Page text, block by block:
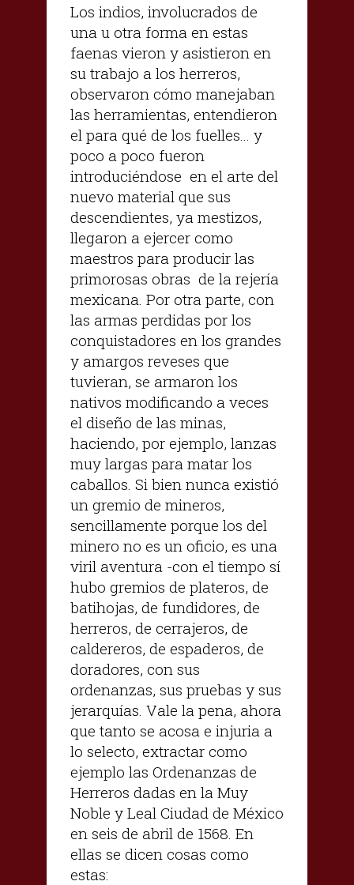
Los indios, involucrados de
una u otra forma en estas
faenas vieron y asistieron en
su trabajo a los herreros,
observaron cómo manejaban
las herramientas, entendieron
el para qué de los fuelles... y
poco a poco fueron
introduciéndose en el arte del
nuevo material que sus
descendientes, ya mestizos,
llegaron a ejercer como
maestros para producir las
primorosas obras de la rejería
mexicana. Por otra parte, con
las armas perdidas por los
conquistadores en los grandes
y amargos reveses que
tuvieran, se armaron los
nativos modificando a veces
el diseño de las minas,
haciendo, por ejemplo, lanzas
muy largas para matar los
caballos. Si bien nunca existió
un gremio de mineros,
sencillamente porque los del
minero no es un oficio, es una
viril aventura -con el tiempo sí
hubo gremios de plateros, de
batihojas, de fundidores, de
herreros, de cerrajeros, de
caldereros, de espaderos, de
doradores, con sus
ordenanzas, sus pruebas y sus
jerarquías. Vale la pena, ahora
que tanto se acosa e injuria a
lo selecto, extractar como
ejemplo las Ordenanzas de
Herreros dadas en la Muy
Noble y Leal Ciudad de México
en seis de abril de 1568. En
ellas se dicen cosas como
estas: